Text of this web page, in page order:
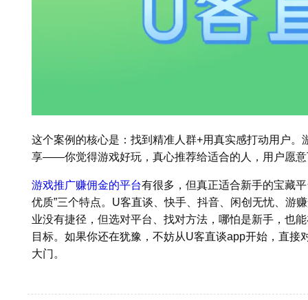
这个案例的核心是：找到精准人群+用真实感打动用户。
享——你觉得游戏好玩，真心推荐给适合的人，用户愿
游戏推广赚佣金的平台有很多，但真正适合新手的宝藏
优质”三个特点。U客直谈、快手、抖音、闲创无忧、游
业没有捷径，但选对平台、找对方法，哪怕是新手，也
目标。如果你还在犹豫，不妨从U客直谈app开始，直接
大门。